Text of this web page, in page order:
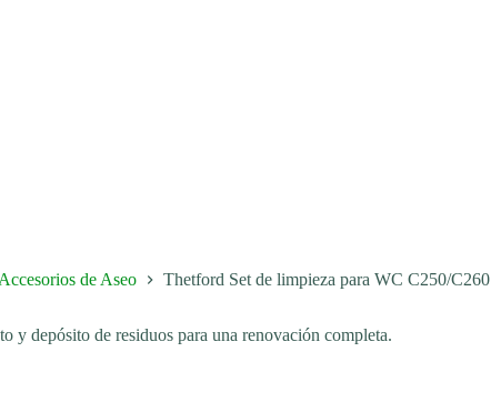
Accesorios de Aseo
Thetford Set de limpieza para WC C250/C260
depósito de residuos para una renovación completa.